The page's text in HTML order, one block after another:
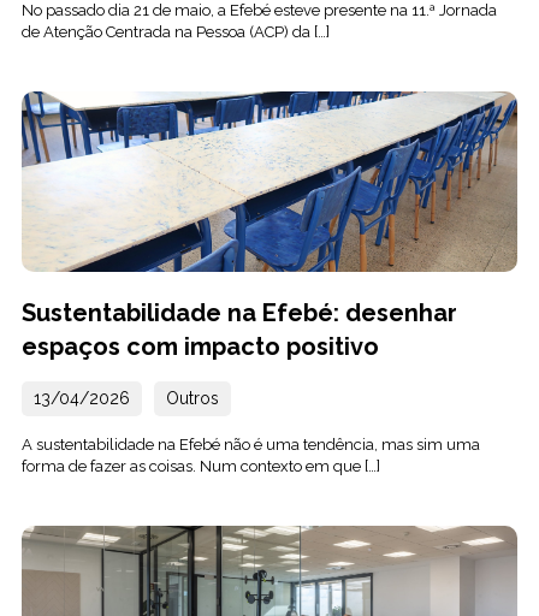
No passado dia 21 de maio, a Efebé esteve presente na 11.ª Jornada
de Atenção Centrada na Pessoa (ACP) da […]
Sustentabilidade na Efebé: desenhar
espaços com impacto positivo
13/04/2026 Outros
A sustentabilidade na Efebé não é uma tendência, mas sim uma
forma de fazer as coisas. Num contexto em que […]